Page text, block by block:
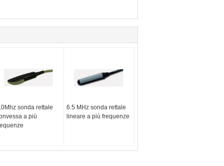
sonda rettale
a più
6.5 MHz sonda rettale
lineare a più frequenze